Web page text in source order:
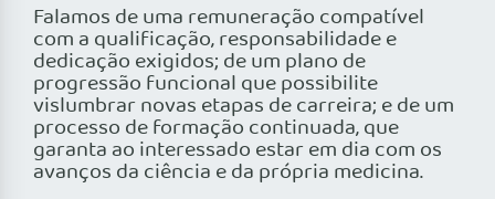
Falamos de uma remuneração compatível
com a qualificação, responsabilidade e
dedicação exigidos; de um plano de
progressão funcional que possibilite
vislumbrar novas etapas de carreira; e de um
processo de formação continuada, que
garanta ao interessado estar em dia com os
avanços da ciência e da própria medicina.